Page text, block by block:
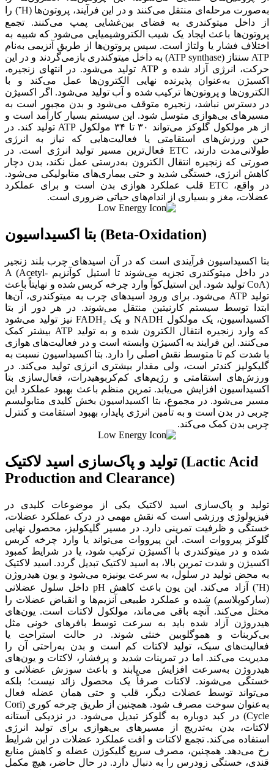
به‌صورت مرحله‌ای منتقل می‌کنند و در این فرآیند، پروتون‌ها (H⁺) را
از داخل میتوکندری به فضای بین‌غشایی پمپ می‌کنند. تجمع
پروتون‌ها باعث ایجاد یک شیب الکتروشیمیایی می‌شود که شبیه به
اختلاف فشار یا ولتاژ است. سپس پروتون‌ها از طریق آنزیمی به‌نام
ATP سنتاز (ATP synthase) به داخل میتوکندری بازمی‌گردند و در این
حرکت، انرژی آزاد شده و ATP تولید می‌شود. در انتهای زنجیره،
اکسیژن به‌عنوان پذیرنده نهایی الکترون‌ها عمل می‌کند و با
الکترون‌ها و پروتون‌ها ترکیب شده و آب تولید می‌شود. اگر اکسیژن
در دسترس نباشد، زنجیره متوقف می‌شود و بدن مجبور است به
مسیرهای بی‌هوازی متوسل شود. این سیستم بسیار کارآمد است و
از هر مولکول گلوکز می‌تواند ۳۰ تا ۳۴ مولکول ATP تولید کند. در
حین ورزش‌های استقامتی یا فعالیت‌هایی که نیاز به انرژی
طولانی‌مدت دارند، ETC فعال‌ترین مسیر تولید انرژی است. در
صورتی که زنجیره انتقال الکترون به‌درستی عمل نکند، بدن دچار
کاهش انرژی، خستگی شدید و حتی بیماری‌های متابولیکی می‌شود.
در واقع، ETC قلب عملکرد هوازی بدن است و برای عملکرد
عضلات، مغز و بسیاری از اندام‌های حیاتی ضروری است.
بتا اکسیداسیون (Beta-Oxidation)
بتا اکسیداسیون فرآیندی است که در آن اسیدهای چرب بلند زنجیر
در داخل میتوکندری تجزیه می‌شوند تا استیل کوآنزیم A (Acetyl-
CoA) تولید شود. این استیل‌کوآ وارد چرخه کربس شده و نهایتاً باعث
تولید ATP می‌شود. برای ورود اسیدهای چرب به میتوکندری، آن‌ها
ابتدا توسط سیستم کارنیتین منتقل می‌شوند. در هر دور از بتا
اکسیداسیون، یک مولکول NADH و یک FADH₂ نیز تولید می‌شود
که وارد زنجیره انتقال الکترون شده و به تولید ATP بیشتر کمک
می‌کنند. این فرایند به اکسیژن وابسته است و در فعالیت‌های هوازی
با شدت کم تا متوسط نقش اصلی را دارد. بتا اکسیداسیون نسبت به
گلیکولیز کندتر است، ولی مقدار بیشتری انرژی تولید می‌کند. در
ورزش‌های استقامتی و رژیم‌های کم‌کربوهیدرات، فعال‌سازی بتا
اکسیداسیون افزایش می‌یابد. تمرین منظم باعث بهبود عملکرد این
مسیر می‌شود. در مجموع، بتا اکسیداسیون بخش کلیدی متابولیسم
چربی در بدن است و به تأمین انرژی پایدار، بهبود استقامت و کنترل
چربی بدن کمک می‌کند.
تولید و پاک‌سازی اسید لاکتیک (Lactic Acid
Production and Clearance)
تولید و پاک‌سازی اسید لاکتیک یکی از موضوعات کلیدی در
فیزیولوژی ورزشی است که نقش مهمی در درک عملکرد عضلات،
خستگی و ظرفیت تمرینی دارد. در مسیر گلیکولیز، محصول نهایی
گلوکز پیرووات است. این پیرووات می‌تواند یا وارد چرخه کربس
شده و در میتوکندری با اکسیژن ترکیب شود، یا در شرایط کمبود
اکسیژن و شدت تمرین بالا، به اسید لاکتیک تبدیل گردد. اسید لاکتیک
به محض تولید در سلول، به سرعت یونیزه می‌شود و یون هیدروژن
(H⁺) آزاد می‌کند. این یون باعث کاهش pH داخل سلول عضلانی
(سارکوپلاسم) شده و عملکرد طبیعی آنزیم‌ها و انقباض عضلات را
مختل می‌کند. آنچه باقی می‌ماند، مولکول لاکتات است. یون‌های
هیدروژن آزاد شده باید به سرعت توسط بافرهای خونی مثل
بی‌کربنات و هموگلوبین خنثی شوند. در حالت استراحت یا
فعالیت‌های سبک، تولید لاکتات کم است و بدن به‌راحتی آن را
مدیریت می‌کند. اما در تمرینات شدید و پرفشار، لاکتات و یون‌های
هیدروژن به‌سرعت افزایش می‌یابند و باعث سوزش عضلانی و
خستگی می‌شوند. لاکتات صرفاً یک محصول زائد نیست؛ بلکه
می‌تواند توسط عضلات دیگر، قلب و حتی همان عضله فعال
به‌عنوان سوخت مصرف شود. همچنین از طریق چرخه کوری (Cori
Cycle) در کبد دوباره به گلوکز تبدیل می‌شود. در نزدیکی آستانه
لاکتات، بدن به‌تدریج از مسیرهای بی‌هوازی برای تولید انرژی
استفاده می‌کند. تجمع لاکتات و افت عملکرد عضلات در این شرایط
رخ می‌دهد. همچنین، مصرف سریع گلیکوژن عضله و کاهش منابع
قندی، خستگی زودرس را به دنبال دارد. در حال حاضر، هیچ مکمل